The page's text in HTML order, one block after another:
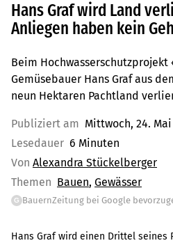
Hans Graf wird Land
Anliegen haben kein
Beim Hochwasserschutzprojekt
Gemüsebauer Hans Graf aus
neun Hektaren Pachtland
Publiziert am Mittwoch, 24. Mai
Lesedauer 6 Minuten
Von Alexandra Stückelberger
Themen Bauen Gewässer
G BauernZeitung bei Google
Hans Graf wird einen Drittel seines